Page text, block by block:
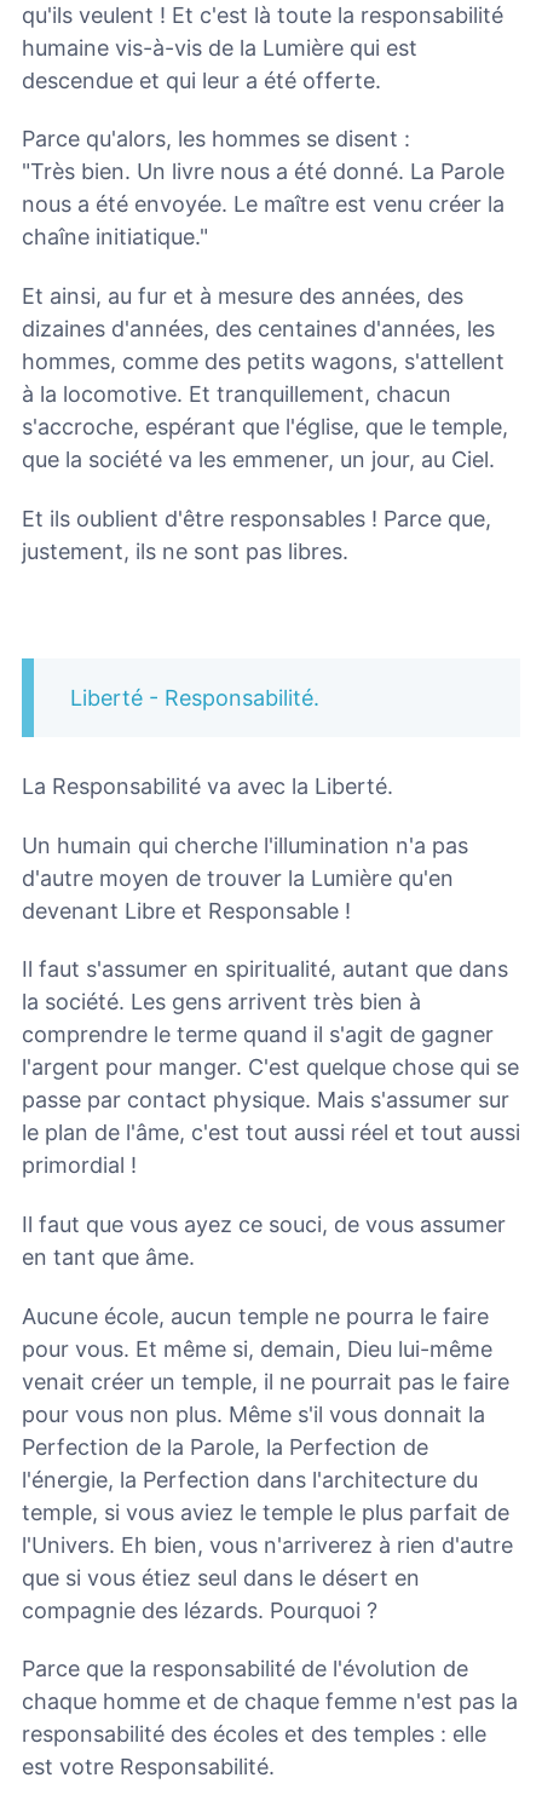
qu'ils veulent ! Et c'est là toute la responsabilité
humaine vis-à-vis de la Lumière qui est
descendue et qui leur a été offerte.
Parce qu'alors, les hommes se disent :
"Très bien. Un livre nous a été donné. La Parole
nous a été envoyée. Le maître est venu créer la
chaîne initiatique."
Et ainsi, au fur et à mesure des années, des
dizaines d'années, des centaines d'années, les
hommes, comme des petits wagons, s'attellent
à la locomotive. Et tranquillement, chacun
s'accroche, espérant que l'église, que le temple,
que la société va les emmener, un jour, au Ciel.
Et ils oublient d'être responsables ! Parce que,
justement, ils ne sont pas libres.
Liberté - Responsabilité.
La Responsabilité va avec la Liberté.
Un humain qui cherche l'illumination n'a pas
d'autre moyen de trouver la Lumière qu'en
devenant Libre et Responsable !
Il faut s'assumer en spiritualité, autant que dans
la société. Les gens arrivent très bien à
comprendre le terme quand il s'agit de gagner
l'argent pour manger. C'est quelque chose qui se
passe par contact physique. Mais s'assumer sur
le plan de l'âme, c'est tout aussi réel et tout aussi
primordial !
Il faut que vous ayez ce souci, de vous assumer
en tant que âme.
Aucune école, aucun temple ne pourra le faire
pour vous. Et même si, demain, Dieu lui-même
venait créer un temple, il ne pourrait pas le faire
pour vous non plus. Même s'il vous donnait la
Perfection de la Parole, la Perfection de
l'énergie, la Perfection dans l'architecture du
temple, si vous aviez le temple le plus parfait de
l'Univers. Eh bien, vous n'arriverez à rien d'autre
que si vous étiez seul dans le désert en
compagnie des lézards. Pourquoi ?
Parce que la responsabilité de l'évolution de
chaque homme et de chaque femme n'est pas la
responsabilité des écoles et des temples : elle
est votre Responsabilité.